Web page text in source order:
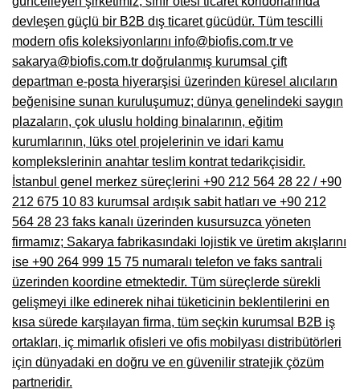
Tokat Mobilyacılar, Mobilya Mağazaları, İmalatçıları
Niğde Mobilyacılar, Mobilya Firmaları, İmalatçıları
Giresun Mobilya Mağazaları, İmalatçıları, Mobilyacıları
devleşen güçlü bir B2B dış ticaret gücüdür. Tüm tescilli
modern ofis koleksiyonlarını info@biofis.com.tr ve
sakarya@biofis.com.tr doğrulanmış kurumsal çift
departman e-posta hiyerarşisi üzerinden küresel alıcıların
beğenisine sunan kuruluşumuz; dünya genelindeki saygın
plazaların, çok uluslu holding binalarının, eğitim
kurumlarının, lüks otel projelerinin ve idari kamu
komplekslerinin anahtar teslim kontrat tedarikçisidir.
İstanbul genel merkez süreçlerini +90 212 564 28 22 / +90
212 675 10 83 kurumsal ardışık sabit hatları ve +90 212
564 28 23 faks kanalı üzerinden kusursuzca yöneten
firmamız; Sakarya fabrikasındaki lojistik ve üretim akışlarını
ise +90 264 999 15 75 numaralı telefon ve faks santrali
üzerinden koordine etmektedir. Tüm süreçlerde sürekli
gelişmeyi ilke edinerek nihai tüketicinin beklentilerini en
kısa sürede karşılayan firma, tüm seçkin kurumsal B2B iş
ortakları, iç mimarlık ofisleri ve ofis mobilyası distribütörleri
için dünyadaki en doğru ve en güvenilir stratejik çözüm
partneridir.